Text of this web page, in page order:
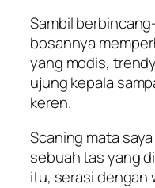
Sambil
bosannya
yang modis, trendy
ujung kepala
keren.
Scaning mata
sebuah tas yang
itu, serasi dengan